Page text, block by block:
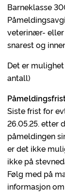
Barneklasse
veterinær- eller
snarest og
Det er
antall)
Siste frist for
26.05.25. etter
påmeldingen
er det ikke
ikke på
Følg med på
informasjon